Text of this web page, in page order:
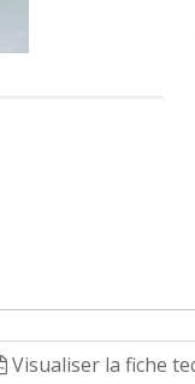
Visualiser la fiche